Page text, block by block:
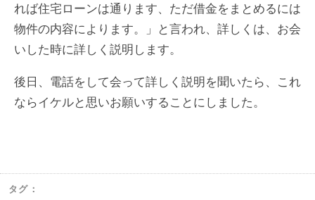
れば住宅ローンは通ります、ただ借金をまとめるには
物件の内容によります。」と言われ、詳しくは、お会
いした時に詳しく説明します。
後日、電話をして会って詳しく説明を聞いたら、これ
ならイケルと思いお願いすることにしました。
タグ：